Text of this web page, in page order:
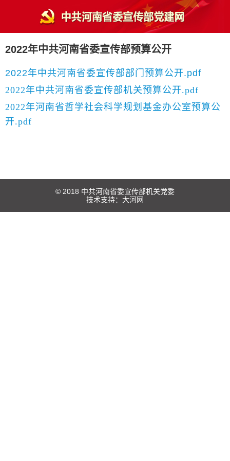
2022年中共河南省委宣传部预算公开
2022年中共河南省委宣传部部门预算公开.pdf
2022年中共河南省委宣传部机关预算公开.pdf
2022年河南省哲学社会科学规划基金办公室预算公
开.pdf
© 2018 中共河南省委宣传部机关党委
技术支持： 大河网